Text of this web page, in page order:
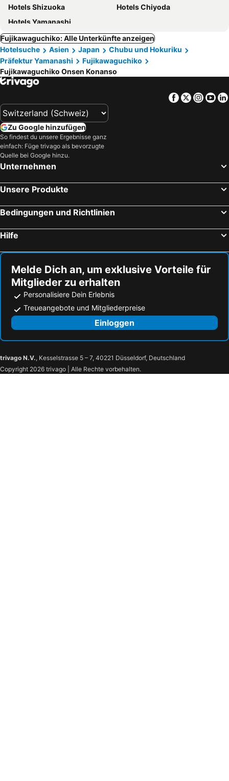
Hotels Shizuoka
Hotels Chiyoda
Hotels Yamanashi
Fujikawaguchiko: Alle Unterkünfte anzeigen
Hotelsuche
Asien Japan
Chubu und Hokuriku
Präfektur Yamanashi
Fujikawaguchiko
Fujikawaguchiko Onsen Konanso
Facebook
Twitter
Zu Google hinzufügen
So findest du unsere Ergebnisse ganz
einfach: Füge trivago als bevorzugte
Quelle bei Google hinzu.
Unternehmen
Unsere Produkte
Bedingungen und Richtlinien
Hilfe
Melde Dich an, um exklusive Vorteile für
Mitglieder zu erhalten
Personalisiere Dein Erlebnis
Treueangebote und Mitgliederpreise
Einloggen
trivago N.V., Kesselstrasse 5 – 7, 40221 Düsseldorf, Deutschland
Copyright 2026 trivago | Alle Rechte vorbehalten.